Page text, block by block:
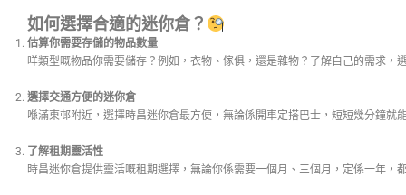
如何選擇合適的迷你倉？
估算你需要存儲的物品數量
咩類型嘅物品你需要儲存？例如，衣物、傢俱，還是雜物？了解自己的需求，
選擇交通方便的迷你倉
喺滿東邨附近，選擇時昌迷你倉最方便，無論係開車定搭巴士，短短幾分鐘就
了解租期靈活性
時昌迷你倉提供靈活嘅租期選擇，無論你係需要一個月、三個月，定係一年，